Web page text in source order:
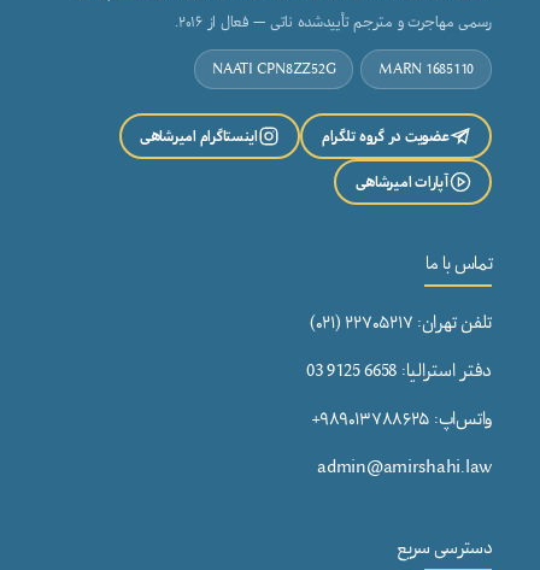
رسمی مهاجرت و مترجم تأییدشده ناتی — فعال از ۲۰۱۶.
MARN 1685110
NAATI CPN8ZZ52G
عضویت در گروه تلگرام اینستاگرام امیرشاهی
آپارات امیرشاهی
تماس با ما
تلفن تهران: ۲۲۷۰۵۲۱۷ (۰۲۱)
دفتر استرالیا: 6658 9125 03
واتس‌اپ: ۹۸۹۰۱۳۷۸۸۶۲۵+
admin@amirshahi.law
دسترسی سریع